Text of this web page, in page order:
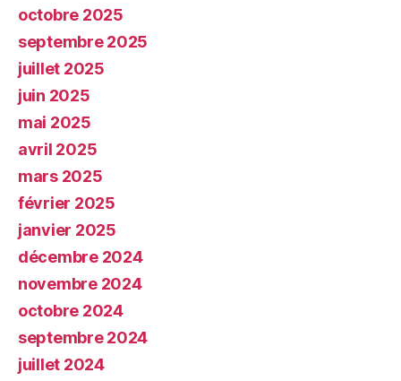
octobre 2025
septembre 2025
juillet 2025
juin 2025
mai 2025
avril 2025
mars 2025
février 2025
janvier 2025
décembre 2024
novembre 2024
octobre 2024
septembre 2024
juillet 2024